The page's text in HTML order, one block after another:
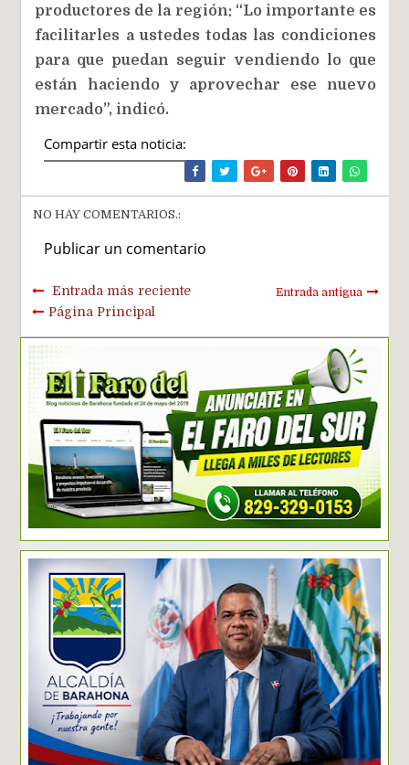
productores de la región: “Lo importante es
facilitarles a ustedes todas las condiciones
para que puedan seguir vendiendo lo que
están haciendo y aprovechar ese nuevo
mercado”, indicó.
Compartir esta noticia:
NO HAY COMENTARIOS.:
Publicar un comentario
Entrada más reciente Entrada antigua
Página Principal